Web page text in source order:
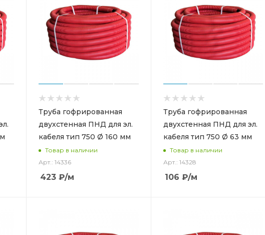
Труба гофрированная
двухстенная ПНД для эл.
кабеля тип 750 Ø 160 мм
Товар в наличии
Арт.: 14336
423 ₽/м
Труба гофрированная
двухстенная ПНД для эл.
кабеля тип 750 Ø 63 мм
Товар в наличии
Арт.: 14328
106 ₽/м